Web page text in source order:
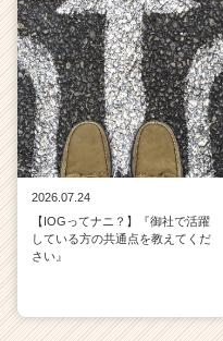
2026.07.24
【IOGってナニ？】『御社で活躍
している方の共通点を教えてくだ
さい』